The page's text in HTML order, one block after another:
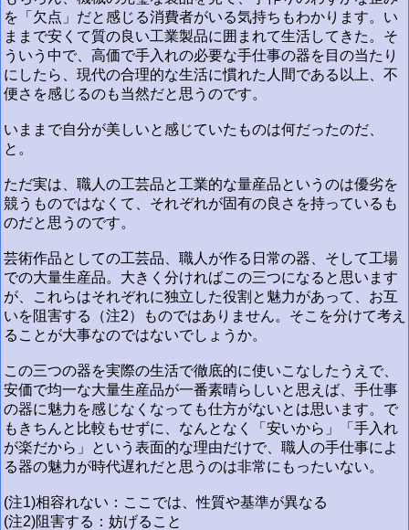
を「欠点」だと感じる消費者がいる気持ちもわかります。い
ままで安くて質の良い工業製品に囲まれて生活してきた。そ
ういう中で、高価で手入れの必要な手仕事の器を目の当たり
にしたら、現代の合理的な生活に慣れた人間である以上、不
便さを感じるのも当然だと思うのです。
いままで自分が美しいと感じていたものは何だったのだ、
と。
ただ実は、職人の工芸品と工業的な量産品というのは優劣を
競うものではなくて、それぞれが固有の良さを持っているも
のだと思うのです。
芸術作品としての工芸品、職人が作る日常の器、そして工場
での大量生産品。大きく分ければこの三つになると思います
が、これらはそれぞれに独立した役割と魅力があって、お互
いを阻害する（注2）ものではありません。そこを分けて考え
ることが大事なのではないでしょうか。
この三つの器を実際の生活で徹底的に使いこなしたうえで、
安価で均一な大量生産品が一番素晴らしいと思えば、手仕事
の器に魅力を感じなくなっても仕方がないとは思います。で
もきちんと比較もせずに、なんとなく「安いから」「手入れ
が楽だから」という表面的な理由だけで、職人の手仕事によ
る器の魅力が時代遅れだと思うのは非常にもったいない。
(注1)相容れない：ここでは、性質や基準が異なる
(注2)阻害する：妨げること